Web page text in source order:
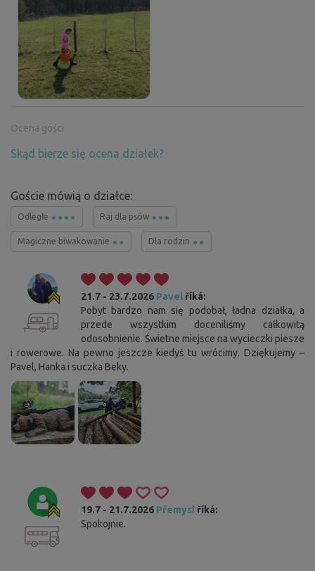
Ocena gości
Skąd bierze się ocena działek?
Goście mówią o działce:
Odległe Raj dla psów
Magiczne biwakowanie Dla rodzin
21.7 - 23.7.2026 Pavel říká:
Pobyt bardzo nam się podobał, ładna działka, a
przede wszystkim doceniliśmy całkowitą
odosobnienie. Świetne miejsce na wycieczki piesze
i rowerowe. Na pewno jeszcze kiedyś tu wrócimy. Dziękujemy –
Pavel, Hanka i suczka Beky.
19.7 - 21.7.2026 Přemysl říká:
Spokojnie.